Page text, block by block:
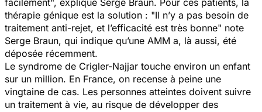
facilement", explique Serge Braun. Pour ces patients, la
thérapie génique est la solution : "Il n’y a pas besoin de
traitement anti-rejet, et l’efficacité est très bonne" note
Serge Braun, qui indique qu’une AMM a, là aussi, été
déposée récemment.
Le syndrome de Crigler-Najjar touche environ un enfant
sur un million. En France, on recense à peine une
vingtaine de cas. Les personnes atteintes doivent suivre
un traitement à vie, au risque de développer des